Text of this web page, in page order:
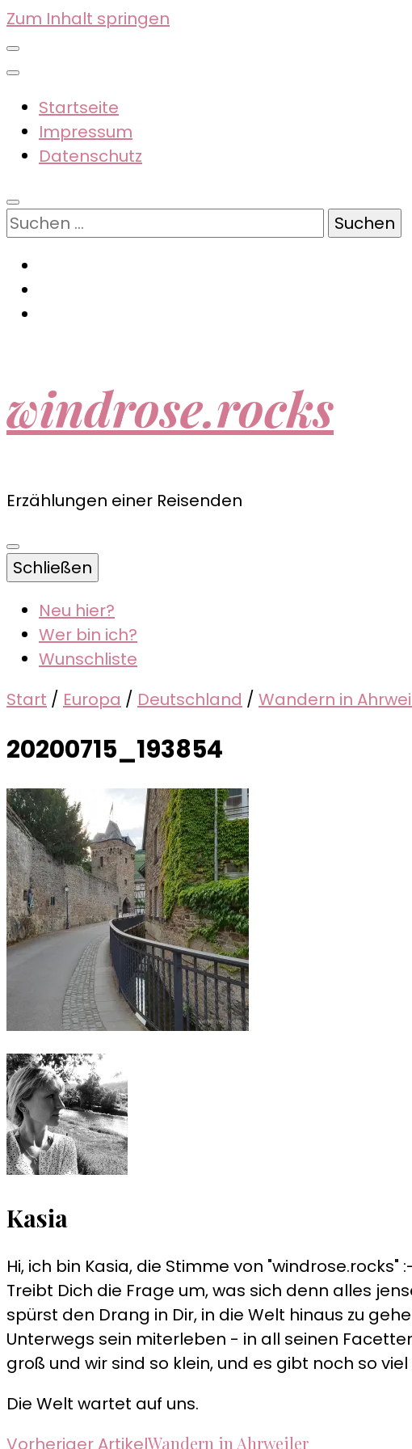
Zum Inhalt springen
Startseite
Impressum
Datenschutz
Suchen
nach:
windrose.rocks
Erzählungen einer Reisenden
Schließen
Neu hier?
Wer bin ich?
Wunschliste
Start / Europa / Deutschland / Wandern in
20200715_193854
Kasia
Hi, ich bin Kasia, die Stimme von "windrose.rocks"
Treibt Dich die Frage um, was sich denn alles
spürst den Drang in Dir, in die Welt hinaus zu
Unterwegs sein miterleben - in all seinen
groß und wir sind so klein, und es gibt noch so viel
Die Welt wartet auf uns.
Vorheriger ArtikelWandern in Ahrweiler